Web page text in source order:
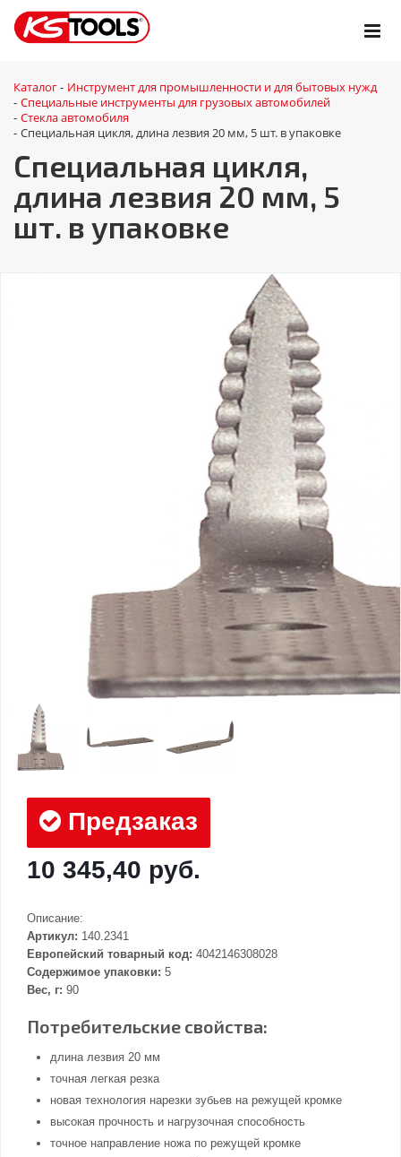
Каталог - Инструмент для промышленности и для бытовых нужд
- Специальные инструменты для грузовых автомобилей
- Стекла автомобиля
- Специальная цикля, длина лезвия 20 мм, 5 шт. в упаковке
Специальная цикля,
длина лезвия 20 мм, 5
шт. в упаковке
Предзаказ
10 345,40 руб.
Описание:
Артикул: 140.2341
Европейский товарный код: 4042146308028
Содержимое упаковки: 5
Вес, г: 90
Потребительские свойства:
длина лезвия 20 мм
точная легкая резка
новая технология нарезки зубьев на режущей кромке
высокая прочность и нагрузочная способность
точное направление ножа по режущей кромке